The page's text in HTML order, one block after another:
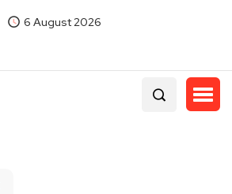
6 August 2026